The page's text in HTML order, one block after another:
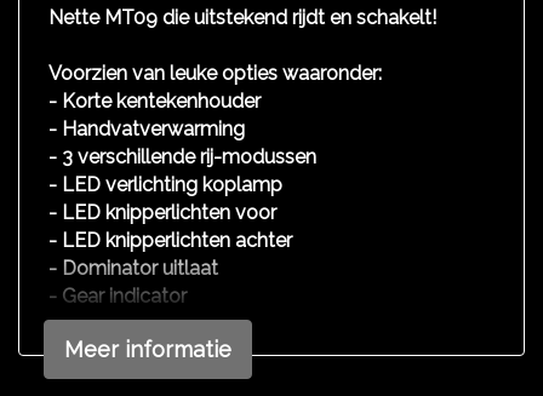
Nette MT09 die uitstekend rijdt en schakelt!
Voorzien van leuke opties waaronder:
- Korte kentekenhouder
- Handvatverwarming
- 3 verschillende rij-modussen
- LED verlichting koplamp
- LED knipperlichten voor
- LED knipperlichten achter
- Dominator uitlaat
- Gear indicator
- Getinte windscherm
- Remschijf slot
- 3 sleutels
Meer informatie